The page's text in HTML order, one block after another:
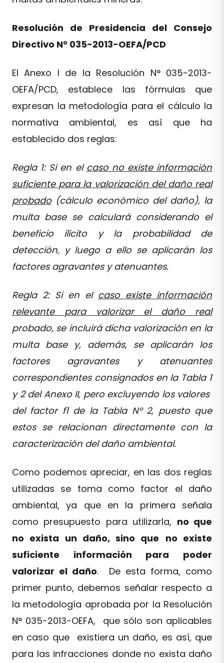
Resolución de Presidencia del Consejo
Directivo N° 035-2013-OEFA/PCD
El Anexo I de la Resolución N° 035-2013-
OEFA/PCD, establece las fórmulas que
expresan la metodología para el cálculo la
normativa ambiental, es así que ha
establecido dos reglas:
Regla 1: Si en el caso no existe información
suficiente para la valorización del daño real
probado(cálculo económico del daño), la
multa base se calculará considerando el
beneficio ilícito y la probabilidad de
detección, y luego a ello se aplicarán los
factores agravantes y atenuantes.
Regla 2: Si en el caso existe información
relevante para valorizar el daño real
probado, se incluirá dicha valorización en la
multa base y, además, se aplicarán los
factores agravantes y atenuantes
correspondientes consignados en la Tabla 1
y 2 del Anexo II, pero excluyendo los valores
del factor f1 de la Tabla N° 2, puesto que
estos se relacionan directamente con la
caracterización del daño ambiental.
Como podemos apreciar, en las dos reglas
utilizadas se toma como factor el daño
ambiental, ya que en la primera señala
como presupuesto para utilizarla, no que
no exista un daño, sino que no existe
suficiente información para poder
valorizar el daño. De esta forma, como
primer punto, debemos señalar respecto a
la metodología aprobada por la Resolución
N° 035-2013-OEFA, que sólo son aplicables
en caso que existiera un daño, es así, que
para las infracciones donde no exista daño